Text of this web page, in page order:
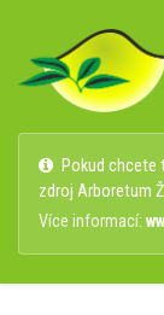
Pokud
zdroj Arboretum
Více informací: